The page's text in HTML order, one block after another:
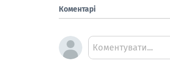
Коментарі
Коментувати...